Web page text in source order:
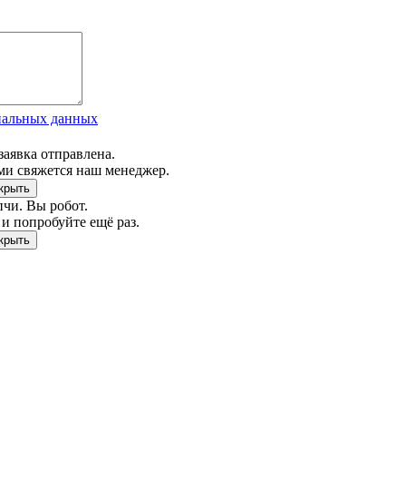
данных
отправлена.
свяжется наш менеджер.
Вы робот.
попробуйте ещё раз.